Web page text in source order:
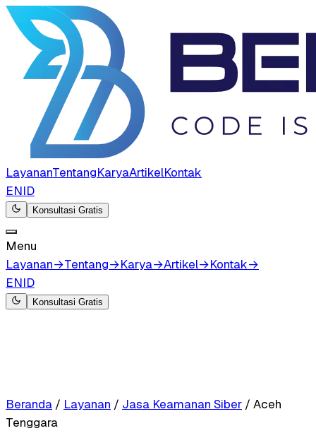
LayananTentangKaryaArtikelKontak
ENID
Konsultasi Gratis
Menu
Layanan→Tentang→Karya→Artikel→Kontak→
ENID
Konsultasi Gratis
Beranda / Layanan / Jasa Keamanan Siber / Aceh
Tenggara